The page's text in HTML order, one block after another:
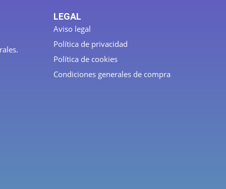
LEGAL
Aviso legal
Política de privacidad
Política de cookies
Condiciones generales de compra